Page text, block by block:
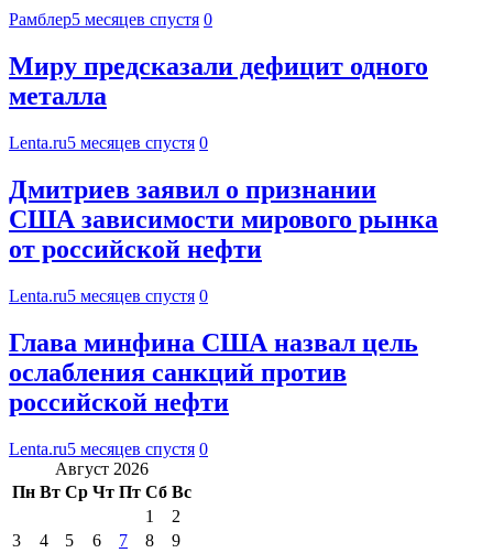
Рамблер5 месяцев спустя 0
Миру предсказали дефицит одного
металла
Lenta.ru5 месяцев спустя 0
Дмитриев заявил о признании
США зависимости мирового рынка
от российской нефти
Lenta.ru5 месяцев спустя 0
Глава минфина США назвал цель
ослабления санкций против
российской нефти
Lenta.ru5 месяцев спустя 0
Август 2026
Пн Вт Ср Чт Пт Сб Вс
1
2
3
4 5 6 7 8
9